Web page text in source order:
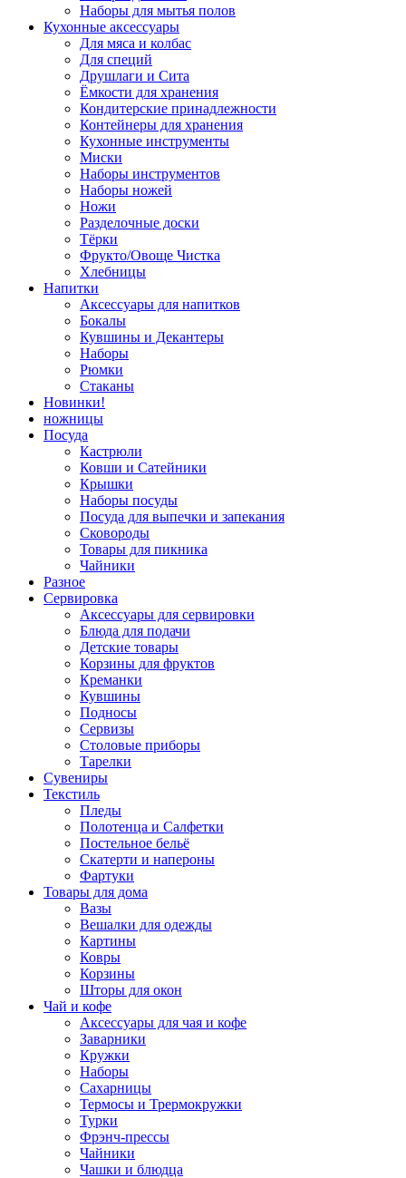
Наборы для мытья полов
Кухонные аксессуары
Для мяса и колбас
Для специй
Друшлаги и Сита
Ёмкости для хранения
Кондитерские принадлежности
Контейнеры для хранения
Кухонные инструменты
Миски
Наборы инструментов
Наборы ножей
Ножи
Разделочные доски
Тёрки
Фрукто/Овоще Чистка
Хлебницы
Напитки
Аксессуары для напитков
Бокалы
Кувшины и Декантеры
Наборы
Рюмки
Стаканы
Новинки!
ножницы
Посуда
Кастрюли
Ковши и Сатейники
Крышки
Наборы посуды
Посуда для выпечки и запекания
Сковороды
Товары для пикника
Чайники
Разное
Сервировка
Аксессуары для сервировки
Блюда для подачи
Детские товары
Корзины для фруктов
Креманки
Кувшины
Подносы
Сервизы
Столовые приборы
Тарелки
Сувениры
Текстиль
Пледы
Полотенца и Салфетки
Постельное бельё
Скатерти и напероны
Фартуки
Товары для дома
Вазы
Вешалки для одежды
Картины
Ковры
Корзины
Шторы для окон
Чай и кофе
Аксессуары для чая и кофе
Заварники
Кружки
Наборы
Сахарницы
Термосы и Трермокружки
Турки
Фрэнч-прессы
Чайники
Чашки и блюдца